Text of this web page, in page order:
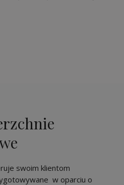
swoim klientom
w oparciu o